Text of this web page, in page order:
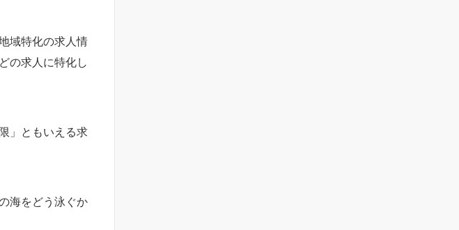
域特化の求人情
の求人に特化し
」ともいえる求
海をどう泳ぐか